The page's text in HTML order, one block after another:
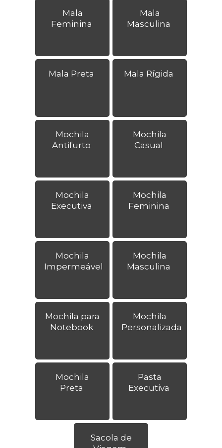
Mala
Feminina
Mala
Masculina
Mala Preta Mala Rígida
Mochila
Antifurto
Mochila
Casual
Mochila
Executiva
Mochila
Feminina
Mochila
Impermeável
Mochila
Masculina
Mochila para
Notebook
Mochila
Personalizada
Mochila
Preta
Pasta
Executiva
Sacola de